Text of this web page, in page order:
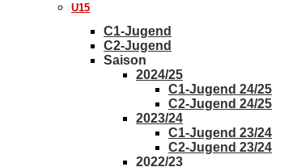
U15
C1-Jugend
C2-Jugend
Saison
2024/25
C1-Jugend 24/25
C2-Jugend 24/25
2023/24
C1-Jugend 23/24
C2-Jugend 23/24
2022/23